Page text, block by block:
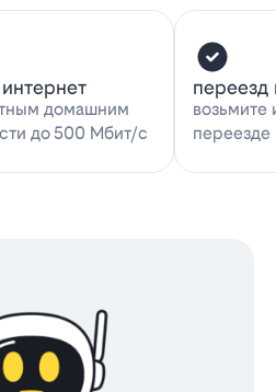
домашним
до 500 Мбит/с
переезд
возьмите
переезде